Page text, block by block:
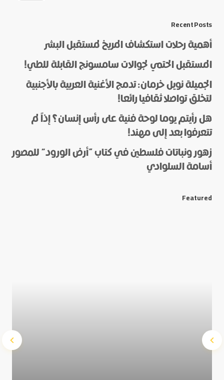
Name
*
E-mail
*
Recent Posts
أهمية رحلات استكشاف المريخ لمستقبل البشر
المستقبل الحتمي لجوالات سامسونج القابلة للطي!
الجميلة نويل خرمان: تدمج الأغنية العربية بالأجنبية
لتخلق تواصلا ثقافيا رائعا!
هل رأيتم يوما لوحة فنية على رأس إنسان؟ إذاً لم
تتعرفوا بعد إلى مهند!
زهور ونباتات فلسطين في كتاب “أرض الورود” للمصور
أسامة السلوادي
Featured